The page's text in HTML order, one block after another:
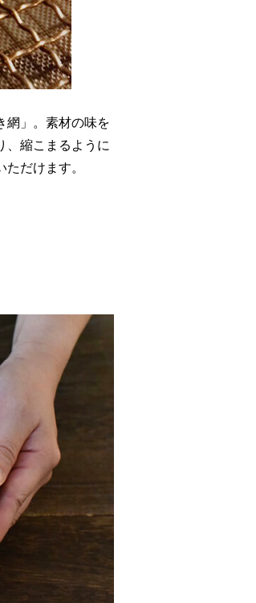
網」。素材の味を
、縮こまるように
だけます。